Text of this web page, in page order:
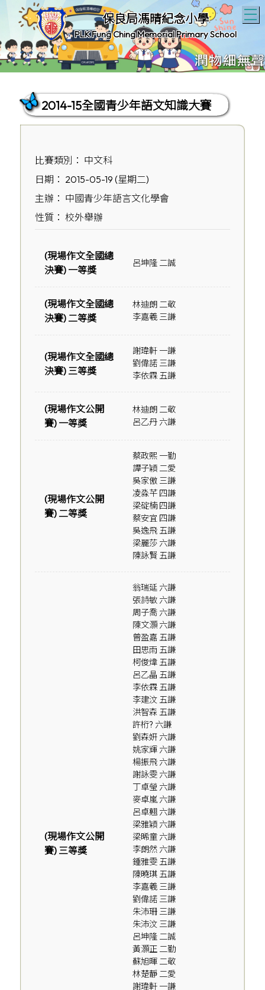
保良局馮晴紀念小學
PLK Fung Ching Memorial Primary School
2014-15全國青少年語文知識大賽
比賽類別： 中文科
日期： 2015-05-19 (星期二)
主辦： 中國青少年語言文化學會
性質： 校外舉辦
(現場作文全國總
決賽) 一等獎
呂坤隆 二誠
(現場作文全國總
決賽) 二等獎
林迪朗 二敬
李嘉羲 三謙
(現場作文全國總
決賽) 三等獎
謝瑋軒 一謙
劉偉諾 三謙
李依霖 五謙
(現場作文公開
賽) 一等獎
林迪朗 二敬
呂乙丹 六謙
(現場作文公開
賽) 二等獎
蔡政熙 一勤
譚子穎 二愛
吳家傲 三謙
凌淼芊 四謙
梁碇楠 四謙
蔡安宜 四謙
吳逸飛 五謙
梁麗莎 六謙
陳詠賢 五謙
(現場作文公開
賽) 三等獎
翁瑞延 六謙
張詩敏 六謙
周子喬 六謙
陳文灝 六謙
曾盈嘉 五謙
田思雨 五謙
柯俊煒 五謙
呂乙晶 五謙
李依霖 五謙
李建汶 五謙
洪智森 五謙
許桁? 六謙
劉森妍 六謙
姚家輝 六謙
楊振飛 六謙
謝詠雯 六謙
丁卓瑩 六謙
麥卓嵐 六謙
呂卓翹 六謙
梁雅穎 六謙
梁晞童 六謙
李朗然 六謙
鍾雅雯 五謙
陳曉琪 五謙
李嘉羲 三謙
劉偉諾 三謙
朱沛珊 三謙
朱沛汶 三謙
呂坤隆 二誠
黃灝正 二勤
蘇旭暉 二敬
林楚靜 二愛
謝瑋軒 一謙